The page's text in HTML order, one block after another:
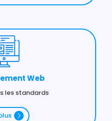
Web
les standards